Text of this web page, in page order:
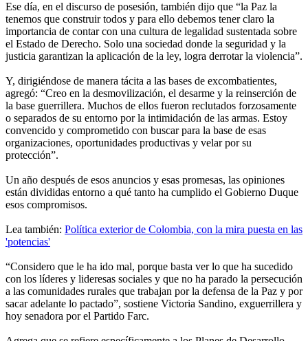
Ese día, en el discurso de posesión, también dijo que “la Paz la
tenemos que construir todos y para ello debemos tener claro la
importancia de contar con una cultura de legalidad sustentada sobre
el Estado de Derecho. Solo una sociedad donde la seguridad y la
justicia garantizan la aplicación de la ley, logra derrotar la violencia”.
Y, dirigiéndose de manera tácita a las bases de excombatientes,
agregó: “Creo en la desmovilización, el desarme y la reinserción de
la base guerrillera. Muchos de ellos fueron reclutados forzosamente
o separados de su entorno por la intimidación de las armas. Estoy
convencido y comprometido con buscar para la base de esas
organizaciones, oportunidades productivas y velar por su
protección”.
Un año después de esos anuncios y esas promesas, las opiniones
están divididas entorno a qué tanto ha cumplido el Gobierno Duque
esos compromisos.
Lea también: Política exterior de Colombia, con la mira puesta en las
'potencias'
“Considero que le ha ido mal, porque basta ver lo que ha sucedido
con los líderes y lideresas sociales y que no ha parado la persecución
a las comunidades rurales que trabajan por la defensa de la Paz y por
sacar adelante lo pactado”, sostiene Victoria Sandino, exguerrillera y
hoy senadora por el Partido Farc.